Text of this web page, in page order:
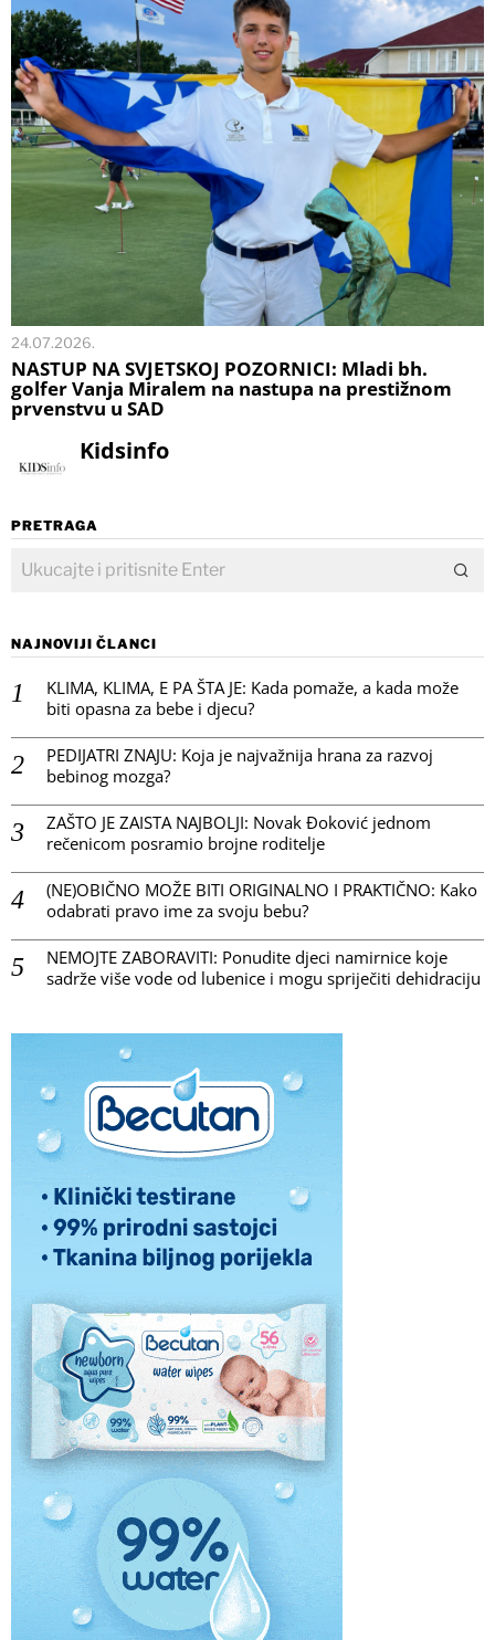
24.07.2026.
NASTUP NA SVJETSKOJ POZORNICI: Mladi bh.
golfer Vanja Miralem na nastupa na prestižnom
prvenstvu u SAD
Kidsinfo
PRETRAGA
NAJNOVIJI ČLANCI
KLIMA, KLIMA, E PA ŠTA JE: Kada pomaže, a kada može
biti opasna za bebe i djecu?
PEDIJATRI ZNAJU: Koja je najvažnija hrana za razvoj
bebinog mozga?
ZAŠTO JE ZAISTA NAJBOLJI: Novak Đoković jednom
rečenicom posramio brojne roditelje
(NE)OBIČNO MOŽE BITI ORIGINALNO I PRAKTIČNO: Kako
odabrati pravo ime za svoju bebu?
NEMOJTE ZABORAVITI: Ponudite djeci namirnice koje
sadrže više vode od lubenice i mogu spriječiti dehidraciju